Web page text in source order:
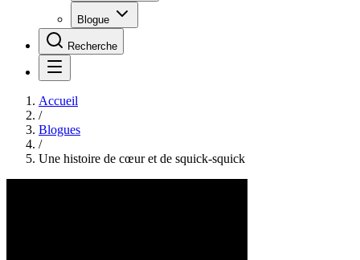
Blogue
Recherche
Accueil
/
Blogues
/
Une histoire de cœur et de squick-squick